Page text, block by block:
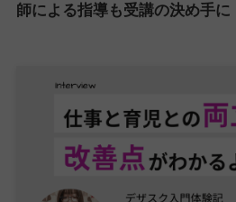
師による指導も受講の決め手に